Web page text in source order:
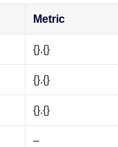
Metric
{}.{}
{}.{}
{}.{}
–